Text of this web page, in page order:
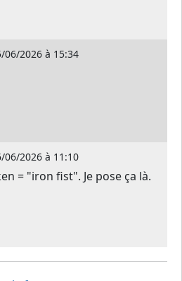
06/2026 à 15:34
06/2026 à 11:10
= "iron fist". Je pose ça là.